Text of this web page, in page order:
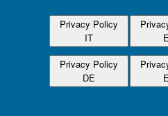
Privacy Policy
IT
Privacy Policy
DE